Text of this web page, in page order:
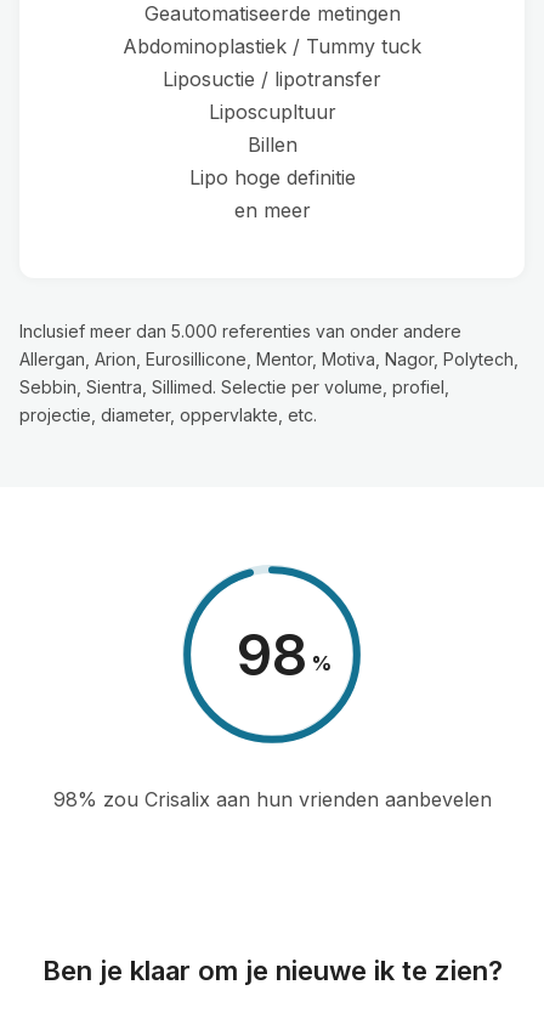
Geautomatiseerde metingen
Abdominoplastiek / Tummy tuck
Liposuctie / lipotransfer
Liposcupltuur
Billen
Lipo hoge definitie
en meer
Inclusief meer dan 5.000 referenties van onder andere
Allergan, Arion, Eurosillicone, Mentor, Motiva, Nagor, Polytech,
Sebbin, Sientra, Sillimed. Selectie per volume, profiel,
projectie, diameter, oppervlakte, etc.
98 %
98% zou Crisalix aan hun vrienden aanbevelen
Ben je klaar om je nieuwe ik te zien?